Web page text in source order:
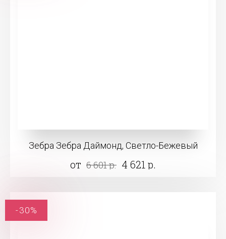
Зебра Зебра Даймонд, Светло-Бежевый
от 6 601 р. 4 621 р.
-30%